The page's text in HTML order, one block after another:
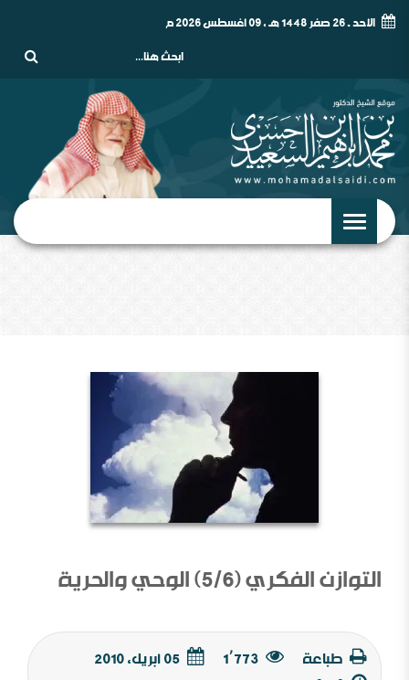
الأحد - 26 صفر 1448 هـ , 09 أغسطس 2026 م
التوازن الفكري (5/6) الوحي والحرية
طباعة 1٬773